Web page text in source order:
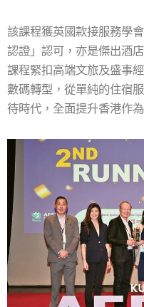
該課程獲英國款接服務學
認證」認可，亦是傑出酒
課程緊扣高端文旅及盛事
數碼轉型，從單純的住宿
待時代，全面提升香港作